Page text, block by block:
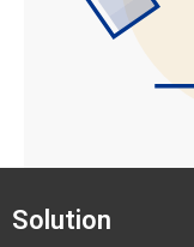
Solution